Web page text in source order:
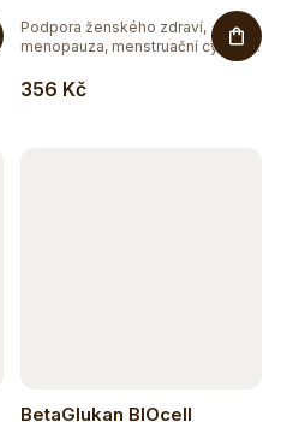
356 Kč
Podpora ženského zdraví,
menopauza, menstruační cyklus.
BetaGlukan BIOcell